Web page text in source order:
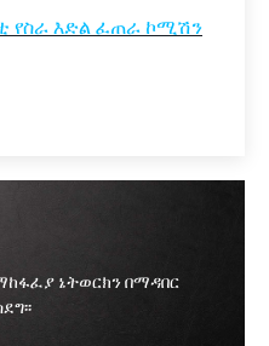
የስራ እድል ፈጠራ ኮሚሽን
ኔትወርክን በማዳበር